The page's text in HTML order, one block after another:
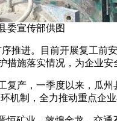
委宣传部供图
进。目前开展复工前
施落实情况，为企业
，一季度以来，瓜州
制，全力推动重点企